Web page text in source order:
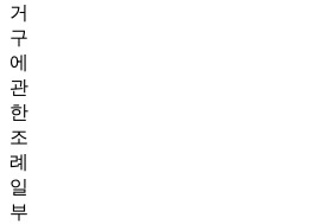
거
구
에
관
한
조
례
일
부